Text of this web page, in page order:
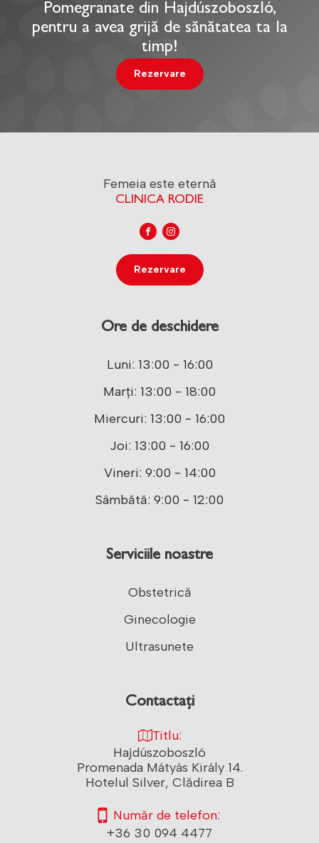
Pomegranate din Hajdúszoboszló,
pentru a avea grijă de sănătatea ta la
timp!
Rezervare
Femeia este eternă
CLINICA RODIE
Rezervare
Ore de deschidere
Luni: 13:00 - 16:00
Marți: 13:00 - 18:00
Miercuri: 13:00 - 16:00
Joi: 13:00 - 16:00
Vineri: 9:00 - 14:00
Sâmbătă: 9:00 - 12:00
Serviciile noastre
Obstetrică
Ginecologie
Ultrasunete
Contactați
Titlu:
Hajdúszoboszló
Promenada Mátyás Király 14.
Hotelul Silver, Clădirea B
Număr de telefon:
+36 30 094 4477